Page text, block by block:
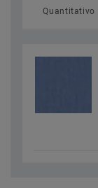
Quantitativo